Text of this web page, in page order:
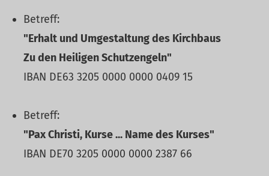
Betreff:
"Erhalt und Umgestaltung des Kirchbaus
Zu den Heiligen Schutzengeln"
IBAN DE63 3205 0000 0000 0409 15
Betreff:
"Pax Christi, Kurse ... Name des Kurses"
IBAN DE70 3205 0000 0000 2387 66